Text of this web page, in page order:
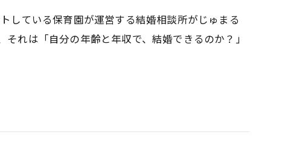
している保育園が運営する結婚相談所がじゅまる
れは「自分の年齢と年収で、結婚できるのか？」